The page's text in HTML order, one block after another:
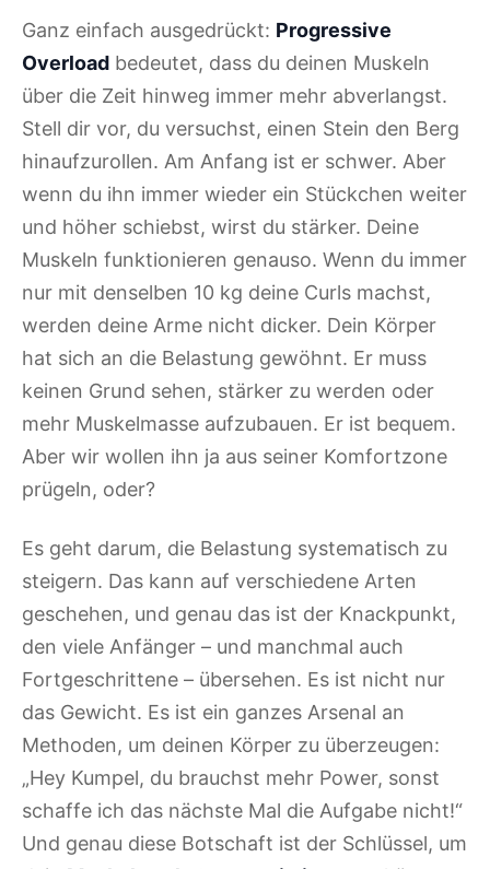
Ganz einfach ausgedrückt: Progressive
Overload bedeutet, dass du deinen Muskeln
über die Zeit hinweg immer mehr abverlangst.
Stell dir vor, du versuchst, einen Stein den Berg
hinaufzurollen. Am Anfang ist er schwer. Aber
wenn du ihn immer wieder ein Stückchen weiter
und höher schiebst, wirst du stärker. Deine
Muskeln funktionieren genauso. Wenn du immer
nur mit denselben 10 kg deine Curls machst,
werden deine Arme nicht dicker. Dein Körper
hat sich an die Belastung gewöhnt. Er muss
keinen Grund sehen, stärker zu werden oder
mehr Muskelmasse aufzubauen. Er ist bequem.
Aber wir wollen ihn ja aus seiner Komfortzone
prügeln, oder?
Es geht darum, die Belastung systematisch zu
steigern. Das kann auf verschiedene Arten
geschehen, und genau das ist der Knackpunkt,
den viele Anfänger – und manchmal auch
Fortgeschrittene – übersehen. Es ist nicht nur
das Gewicht. Es ist ein ganzes Arsenal an
Methoden, um deinen Körper zu überzeugen:
„Hey Kumpel, du brauchst mehr Power, sonst
schaffe ich das nächste Mal die Aufgabe nicht!“
Und genau diese Botschaft ist der Schlüssel, um